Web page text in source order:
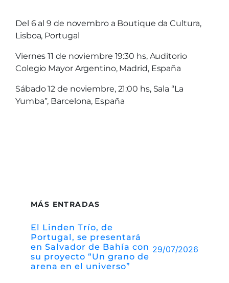
Del 6 al 9 de novembro a Boutique da Cultura,
Lisboa, Portugal
Viernes 11 de noviembre 19:30 hs, Auditorio
Colegio Mayor Argentino, Madrid, España
Sábado 12 de noviembre, 21:00 hs, Sala “La
Yumba”, Barcelona, España
MÁS ENTRADAS
El Linden Trío, de
Portugal, se presentará
en Salvador de Bahía con
su proyecto “Un grano de
arena en el universo”
29/07/2026